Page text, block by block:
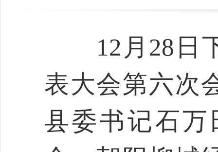
12月28日下
表大会第六次
县委书记石